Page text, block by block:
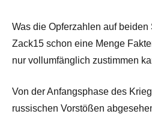
Was die Opferzahlen auf beiden
Zack15 schon eine Menge
nur vollumfänglich zustimmen
Von der Anfangsphase des
russischen Vorstößen